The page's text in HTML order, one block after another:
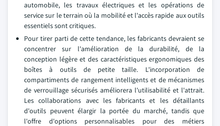
automobile, les travaux électriques et les opérations de
service sur le terrain où la mobilité et l'accès rapide aux outils
essentiels sont critiques.
Pour tirer parti de cette tendance, les fabricants devraient se
concentrer sur l'amélioration de la durabilité, de la
conception légère et des caractéristiques ergonomiques des
boîtes à outils de petite taille. L'incorporation de
compartiments de rangement intelligents et de mécanismes
de verrouillage sécurisés améliorera l'utilisabilité et l'attrait.
Les collaborations avec les fabricants et les détaillants
d'outils peuvent élargir la portée du marché, tandis que
l'offre d'options personnalisables pour des métiers